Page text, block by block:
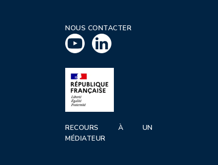
NOUS CONTACTER
RECOURS À UN
MÉDIATEUR